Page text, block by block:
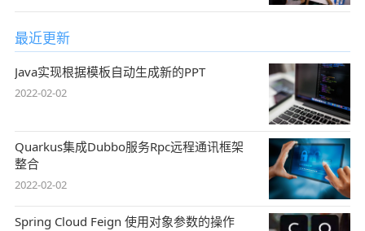
最近更新
Java实现根据模板自动生成新的PPT
2022-02-02
Quarkus集成Dubbo服务Rpc远程通讯框架
整合
2022-02-02
Spring Cloud Feign 使用对象参数的操作